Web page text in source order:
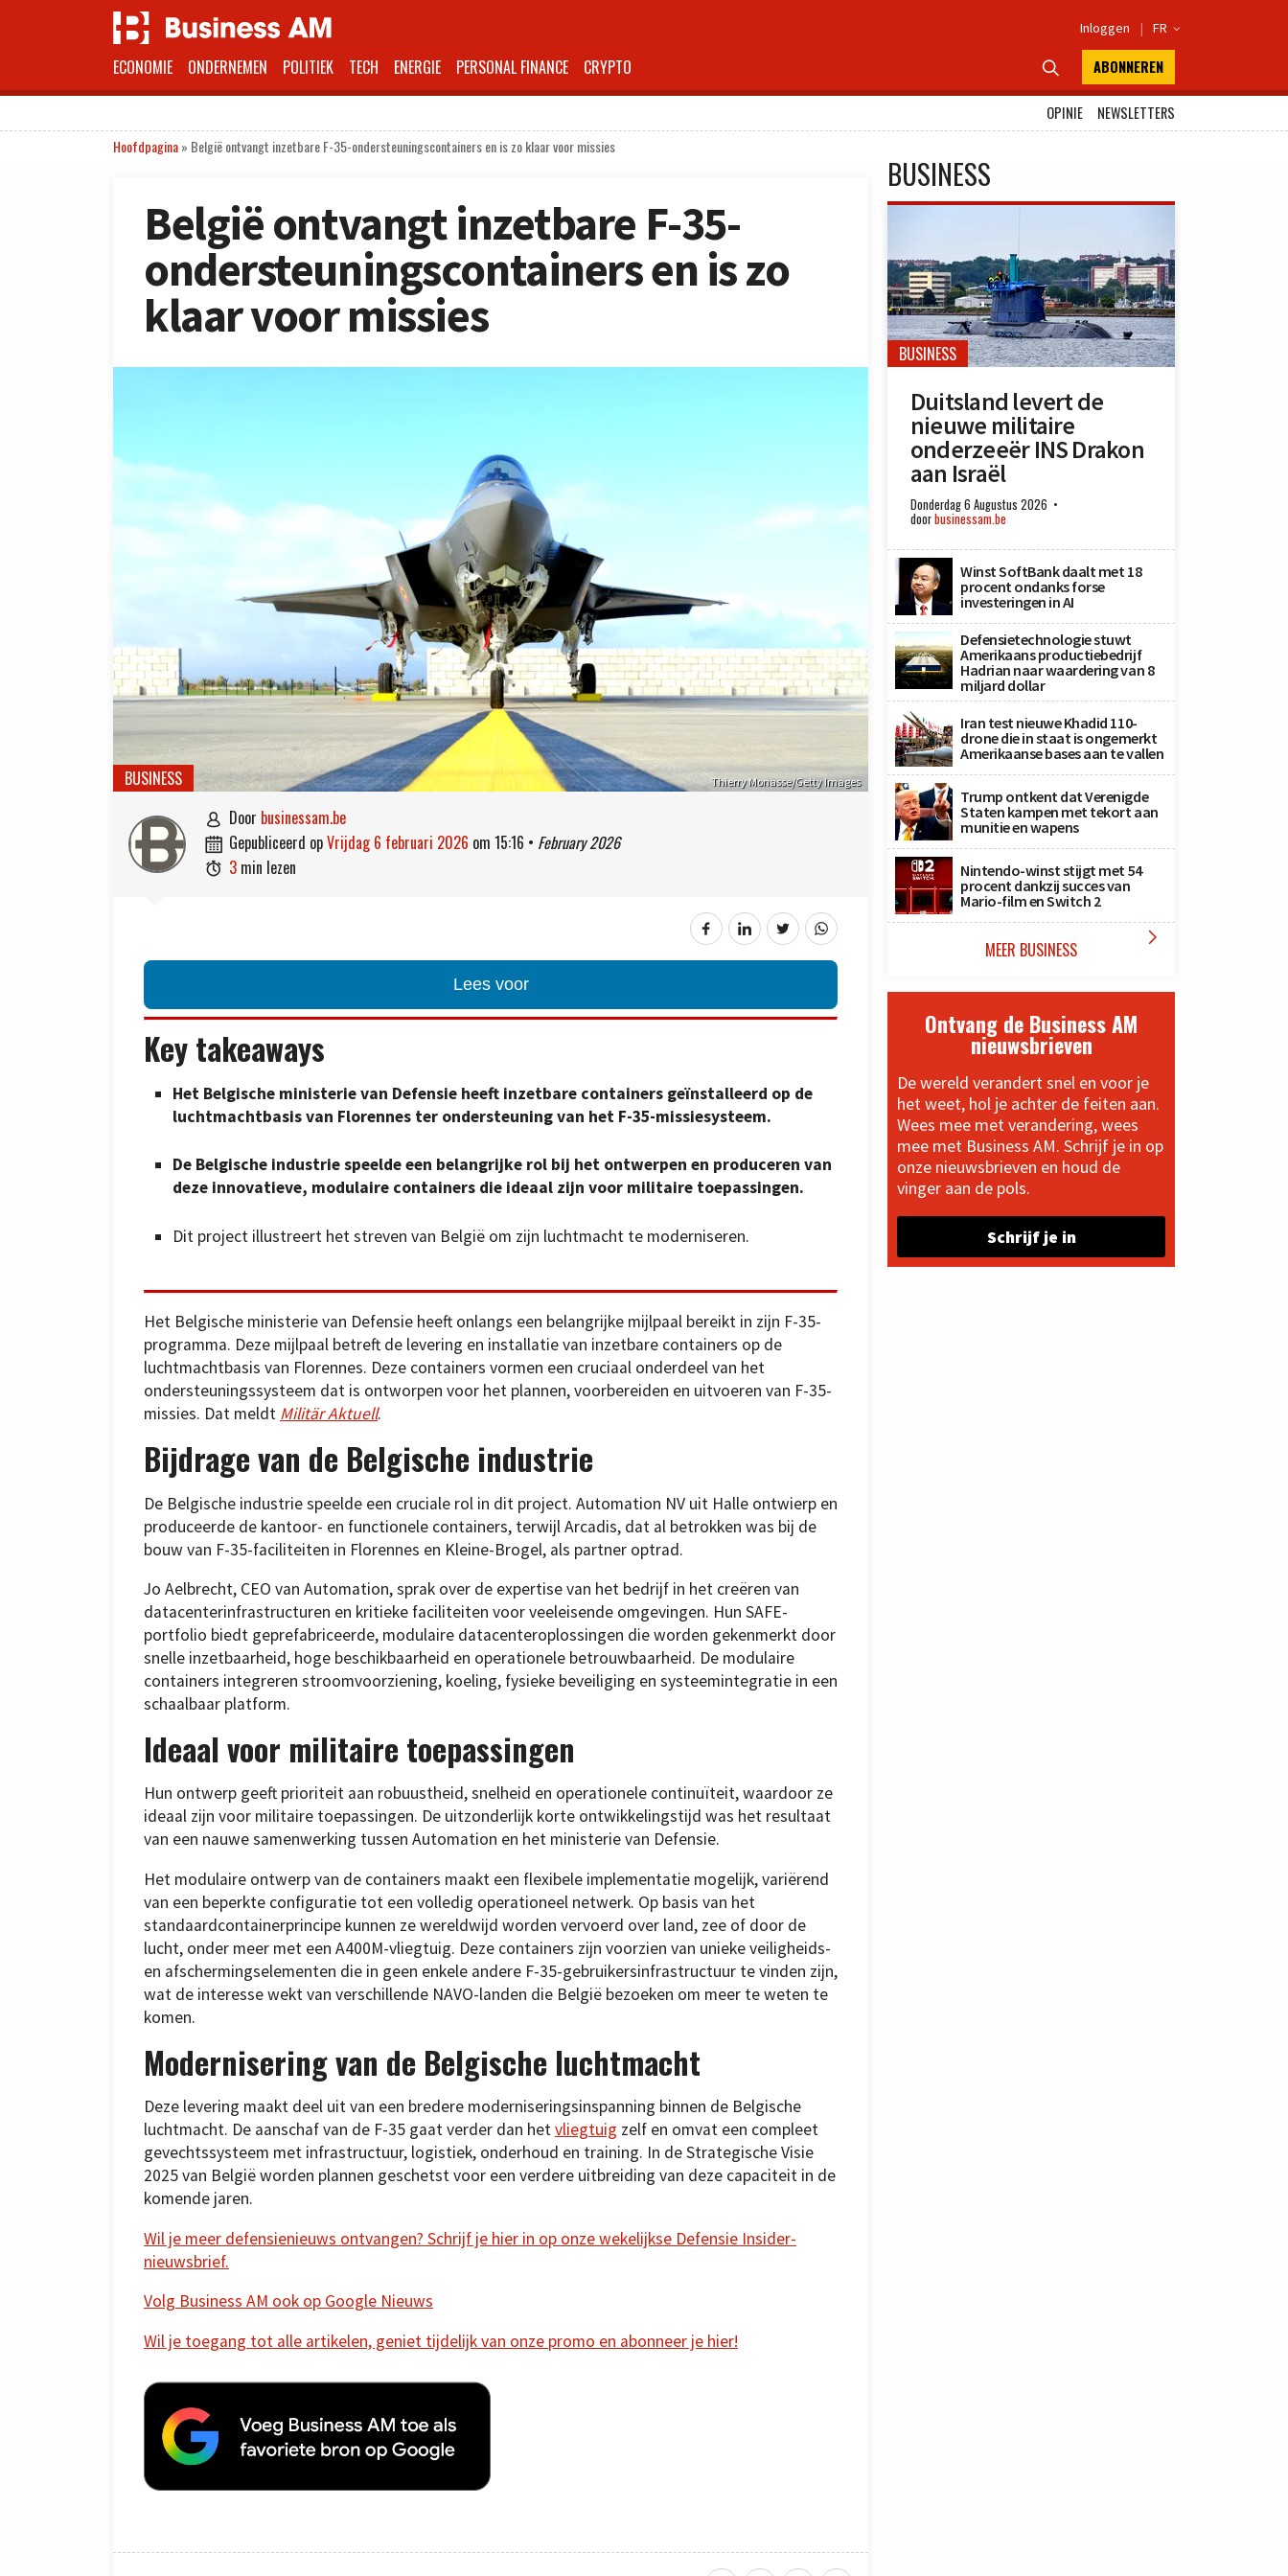
Inloggen | FR 
ECONOMIE ONDERNEMEN POLITIEK TECH ENERGIE PERSONAL FINANCE CRYPTO  ABONNEREN
OPINIE
NEWSLETTERS
Hoofdpagina» België ontvangt inzetbare F-35-ondersteuningscontainers en is zo klaar voor missies
België ontvangt inzetbare F-35-
ondersteuningscontainers en is zo
klaar voor missies
Thierry Monasse/Getty Images
BUSINESS
 door businessam.be
 gepubliceerd op vrijdag 6 februari 2026 om 15:16 • February 2026
 3 min lezen
Lees voor
Key takeaways
Het Belgische ministerie van Defensie heeft inzetbare containers geïnstalleerd op de
luchtmachtbasis van Florennes ter ondersteuning van het F-35-missiesysteem.
De Belgische industrie speelde een belangrijke rol bij het ontwerpen en produceren van
deze innovatieve, modulaire containers die ideaal zijn voor militaire toepassingen.
Dit project illustreert het streven van België om zijn luchtmacht te moderniseren.
Het Belgische ministerie van Defensie heeft onlangs een belangrijke mijlpaal bereikt in zijn F-35-
programma. Deze mijlpaal betreft de levering en installatie van inzetbare containers op de
luchtmachtbasis van Florennes. Deze containers vormen een cruciaal onderdeel van het
ondersteuningssysteem dat is ontworpen voor het plannen, voorbereiden en uitvoeren van F-35-
missies. Dat meldt Militär Aktuell.
Bijdrage van de Belgische industrie
De Belgische industrie speelde een cruciale rol in dit project. Automation NV uit Halle ontwierp en
produceerde de kantoor- en functionele containers, terwijl Arcadis, dat al betrokken was bij de
bouw van F-35-faciliteiten in Florennes en Kleine-Brogel, als partner optrad.
Jo Aelbrecht, CEO van Automation, sprak over de expertise van het bedrijf in het creëren van
datacenterinfrastructuren en kritieke faciliteiten voor veeleisende omgevingen. Hun SAFE-
portfolio biedt geprefabriceerde, modulaire datacenteroplossingen die worden gekenmerkt door
snelle inzetbaarheid, hoge beschikbaarheid en operationele betrouwbaarheid. De modulaire
containers integreren stroomvoorziening, koeling, fysieke beveiliging en systeemintegratie in een
schaalbaar platform.
Ideaal voor militaire toepassingen
Hun ontwerp geeft prioriteit aan robuustheid, snelheid en operationele continuïteit, waardoor ze
ideaal zijn voor militaire toepassingen. De uitzonderlijk korte ontwikkelingstijd was het resultaat
van een nauwe samenwerking tussen Automation en het ministerie van Defensie.
Het modulaire ontwerp van de containers maakt een flexibele implementatie mogelijk, variërend
van een beperkte configuratie tot een volledig operationeel netwerk. Op basis van het
standaardcontainerprincipe kunnen ze wereldwijd worden vervoerd over land, zee of door de
lucht, onder meer met een A400M-vliegtuig. Deze containers zijn voorzien van unieke veiligheids-
en afschermingselementen die in geen enkele andere F-35-gebruikersinfrastructuur te vinden zijn,
wat de interesse wekt van verschillende NAVO-landen die België bezoeken om meer te weten te
komen.
Modernisering van de Belgische luchtmacht
Deze levering maakt deel uit van een bredere moderniseringsinspanning binnen de Belgische
luchtmacht. De aanschaf van de F-35 gaat verder dan hetvliegtuig zelf en omvat een compleet
gevechtssysteem met infrastructuur, logistiek, onderhoud en training. In de Strategische Visie
2025 van België worden plannen geschetst voor een verdere uitbreiding van deze capaciteit in de
komende jaren.
Wil je meer defensienieuws ontvangen? Schrijf je hier in op onze wekelijkse Defensie Insider-
nieuwsbrief.
Volg Business AM ook op Google Nieuws
Wil je toegang tot alle artikelen, geniet tijdelijk van onze promo en abonneer je hier!
BUSINESS
BUSINESS
Duitsland levert de
nieuwe militaire
onderzeeër INS Drakon
aan Israël
Donderdag 6 Augustus 2026
doorbusinessam.be
Winst SoftBank daalt met 18
procent ondanks forse
investeringen in AI
Defensietechnologie stuwt
Amerikaans productiebedrijf
Hadrian naar waardering van 8
miljard dollar
Iran test nieuwe Khadid 110-
drone die in staat is ongemerkt
Amerikaanse bases aan te vallen
Trump ontkent dat Verenigde
Staten kampen met tekort aan
munitie en wapens
Nintendo-winst stijgt met 54
procent dankzij succes van
Mario-film en Switch 2
MEER BUSINESS 
Ontvang de Business AM
nieuwsbrieven
De wereld verandert snel en voor je
het weet, hol je achter de feiten aan.
Wees mee met verandering, wees
mee met Business AM. Schrijf je in op
onze nieuwsbrieven en houd de
vinger aan de pols.
Schrijf je in